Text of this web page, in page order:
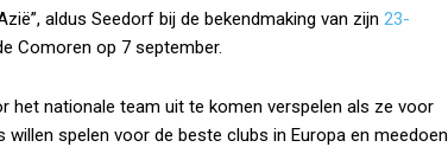
aldus Seedorf bij de bekendmaking van zijn 23-
Comoren op 7 september.
het nationale team uit te komen verspelen als ze voor
spelen voor de beste clubs in Europa en meedoen